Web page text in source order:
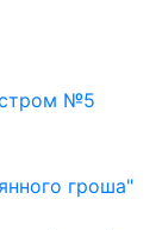
№5
гроша"